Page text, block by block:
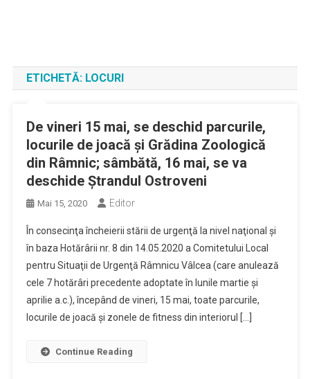
ETICHETĂ: LOCURI
De vineri 15 mai, se deschid parcurile,
locurile de joacă şi Grădina Zoologică
din Râmnic; sâmbătă, 16 mai, se va
deschide Ştrandul Ostroveni
Mai 15, 2020 Editor
În consecinţa încheierii stării de urgenţă la nivel naţional şi
în baza Hotărârii nr. 8 din 14.05.2020 a Comitetului Local
pentru Situaţii de Urgenţă Râmnicu Vâlcea (care anulează
cele 7 hotărâri precedente adoptate în lunile martie şi
aprilie a.c.), începând de vineri, 15 mai, toate parcurile,
locurile de joacă şi zonele de fitness din interiorul […]
Continue Reading